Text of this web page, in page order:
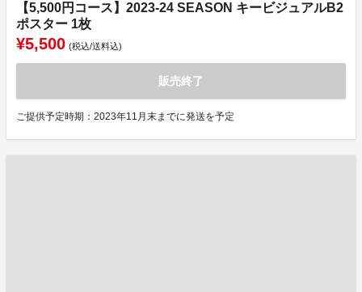
【5,500円コース】2023-24 SEASON キービジュアルB2
ポスター 1枚
¥5,500 (税込/送料込)
販売終了
ご提供予定時期：2023年11月末までに発送を予定